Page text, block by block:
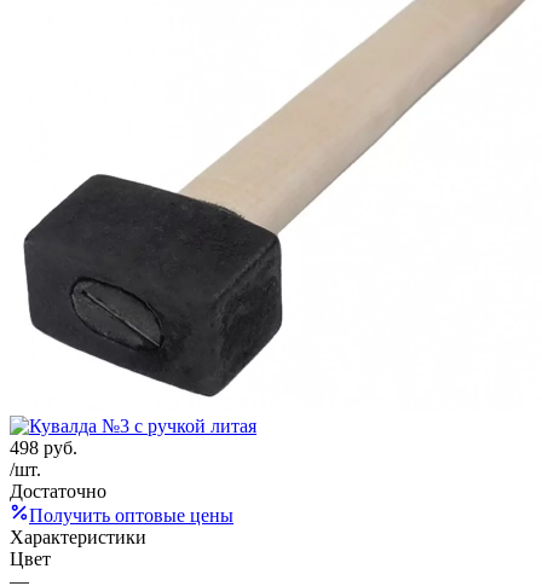
498 руб.
/шт.
Достаточно
Получить оптовые цены
Характеристики
Цвет
—